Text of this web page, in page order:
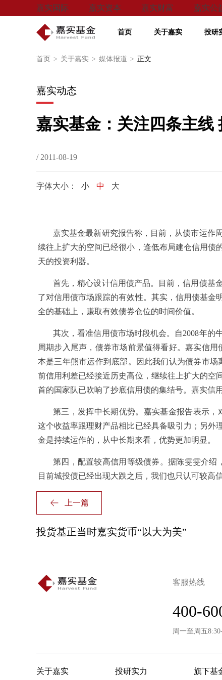
嘉实国际 嘉实资本 嘉实财富 嘉实公
首页 关于嘉实 投研
首页 > 关于嘉实 > 媒体报道 > 正文
嘉实动态
嘉实基金：关注四条主线
/ 2011-08-19
字体大小： 小 中 大
嘉实基金最新研究报告称，目前，从债市运作
续往上扩大的空间已经很小，逢低布局建仓信用债
天的投资利器。
首先，精心设计信用债产品。目前，信用债基
了对信用债市场跟踪的有效性。其实，信用债基金
全的基础上，赚取有效债券仓位的时间价值。
其次，看准信用债市场时段机会。自2008年的
周期步入尾声，债券市场前景值得看好。嘉实信
本是三年熊市运作到底部。因此我们认为债券市
前信用利差已经接近历史高位，继续往上扩大的空
首的国家队已吹响了抄底信用债的集结号。嘉实信
第三，发挥中长期优势。嘉实基金报告表示，
这个收益率跟理财产品相比已经具备吸引力；另外
金是持续运作的，从中长期来看，优势更加明显。
第四，配置较高信用等级债券。据陈雯雯介绍
目前城投债已经出现大跌之后，我们也只认可较高
上一篇
投货基正当时嘉实货币“以大为美”
客服热线
400-
周一至周五
关于嘉实 投研实力 旗下基